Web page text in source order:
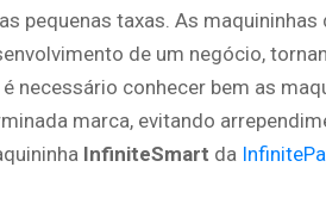
pequenas taxas. As maquininhas
de um negócio,
necessário conhecer bem as
marca, evitando
InfiniteSmart da